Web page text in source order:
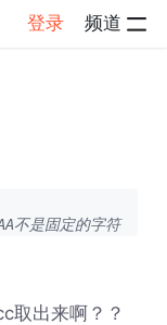
登录 频道
不是固定的字符
取出来啊？？